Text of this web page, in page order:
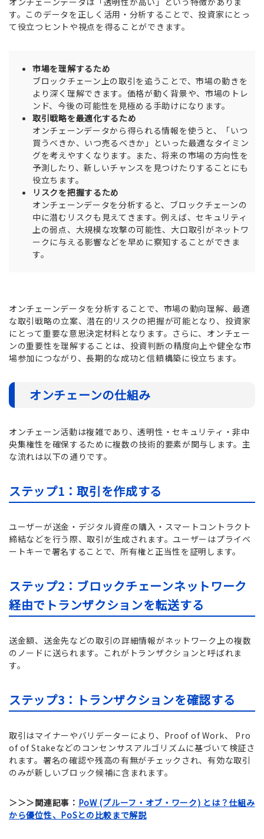
す。このデータを正しく活用・分析することで、投資家にとっ
て役立つヒントや視点を得ることができます。
市場を理解するため
ブロックチェーン上の取引を追うことで、市場の動きを
より深く理解できます。価格が動く背景や、市場のトレ
ンド、今後の可能性を見極める手助けになります。
取引戦略を最適化するため
オンチェーンデータから得られる情報を使うと、「いつ
買うべきか、いつ売るべきか」といった最適なタイミン
グを考えやすくなります。また、将来の市場の方向性を
予測したり、新しいチャンスを見つけたりすることにも
役立ちます。
リスクを把握するため
オンチェーンデータを分析すると、ブロックチェーンの
中に潜むリスクも見えてきます。例えば、セキュリティ
上の弱点、大規模な攻撃の可能性、大口取引がネットワ
ークに与える影響などを早めに察知することができま
す。
オンチェーンデータを分析することで、市場の動向理解、最適
な取引戦略の立案、潜在的リスクの把握が可能となり、投資家
にとって重要な意思決定材料となります。さらに、オンチェー
ンの重要性を理解することは、投資判断の精度向上や健全な市
場参加につながり、長期的な成功と信頼構築に役立ちます。
オンチェーンの仕組み
オンチェーン活動は複雑であり、透明性・セキュリティ・非中
央集権性を確保するために複数の技術的要素が関与します。主
な流れは以下の通りです。
ステップ1：取引を作成する
ユーザーが送金・デジタル資産の購入・スマートコントラクト
締結などを行う際、取引が生成されます。ユーザーはプライベ
ートキーで署名することで、所有権と正当性を証明します。
ステップ2：ブロックチェーンネットワーク
経由でトランザクションを転送する
送金額、送金先などの取引の詳細情報がネットワーク上の複数
のノードに送られます。これがトランザクションと呼ばれま
す。
ステップ3：トランザクションを確認する
取引はマイナーやバリデーターにより、Proof of Work、 Pro
of of Stakeなどのコンセンサスアルゴリズムに基づいて検証さ
れます。署名の確認や残高の有無がチェックされ、有効な取引
のみが新しいブロック候補に含まれます。
＞＞＞関連記事： PoW (プルーフ・オブ・ワーク) とは？仕組み
から優位性、PoSとの比較まで解説